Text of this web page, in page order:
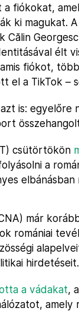
fiókokat,
ki magukat.
élt
fiókot,
el a TikTok –
is: egyelőre
csütörtökön
a
már
romániai
hirdetéseit.
a vádakat,